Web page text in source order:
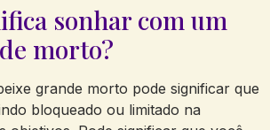
sonhar com um
morto?
grande morto pode significar que
bloqueado ou limitado na